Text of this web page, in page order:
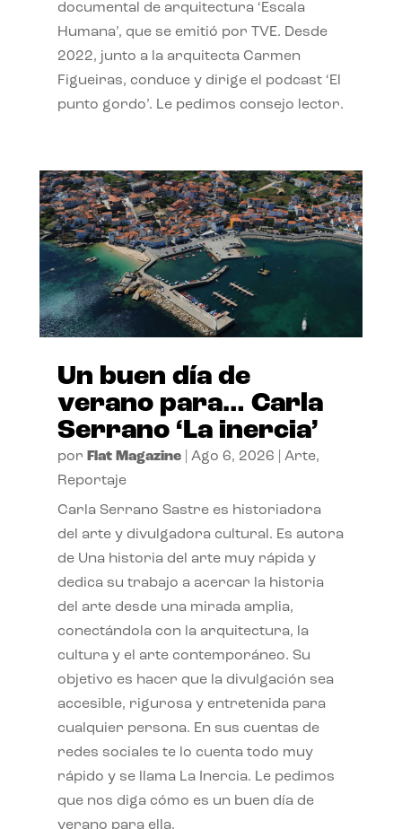
documental de arquitectura ‘Escala
Humana’, que se emitió por TVE. Desde
2022, junto a la arquitecta Carmen
Figueiras, conduce y dirige el podcast ‘El
punto gordo’. Le pedimos consejo lector.
Un buen día de
verano para… Carla
Serrano ‘La inercia’
por Flat Magazine| Ago 6, 2026 Arte,
Reportaje
Carla Serrano Sastre es historiadora
del arte y divulgadora cultural. Es autora
de Una historia del arte muy rápida y
dedica su trabajo a acercar la historia
del arte desde una mirada amplia,
conectándola con la arquitectura, la
cultura y el arte contemporáneo. Su
objetivo es hacer que la divulgación sea
accesible, rigurosa y entretenida para
cualquier persona. En sus cuentas de
redes sociales te lo cuenta todo muy
rápido y se llama La Inercia. Le pedimos
que nos diga cómo es un buen día de
verano para ella.